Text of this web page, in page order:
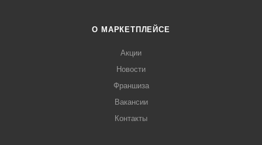
О МАРКЕТПЛЕЙСЕ
Акции
Новости
Франшиза
Вакансии
Контакты